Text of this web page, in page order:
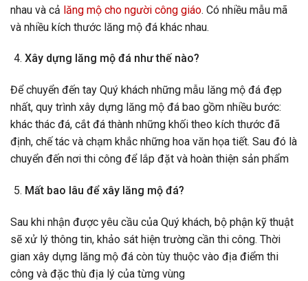
nhau và cả lăng mộ cho người công giáo. Có nhiều mẫu mã
và nhiều kích thước lăng mộ đá khác nhau.
Xây dựng lăng mộ đá như thế nào?
Để chuyển đến tay Quý khách những mẫu lăng mộ đá đẹp
nhất, quy trình xây dựng lăng mộ đá bao gồm nhiều bước:
khác thác đá, cắt đá thành những khối theo kích thước đã
định, chế tác và chạm khắc những hoa văn họa tiết. Sau đó là
chuyển đến nơi thi công để lắp đặt và hoàn thiện sản phẩm
Mất bao lâu để xây lăng mộ đá?
Sau khi nhận được yêu cầu của Quý khách, bộ phận kỹ thuật
sẽ xử lý thông tin, khảo sát hiện trường cần thi công. Thời
gian xây dựng lăng mộ đá còn tùy thuộc vào địa điểm thi
công và đặc thù địa lý của từng vùng